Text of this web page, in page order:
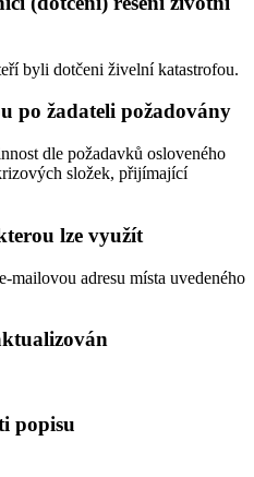
byli dotčeni živelní katastrofou.
po žadateli požadovány
dle požadavků osloveného
složek, přijímající
lze využít
mailovou adresu místa uvedeného
popisu